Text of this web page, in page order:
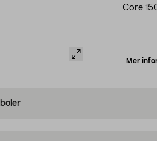
Core
Mer